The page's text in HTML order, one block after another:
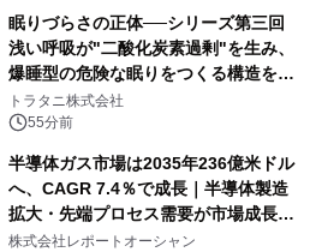
眠りづらさの正体──シリーズ第三回
浅い呼吸が"二酸化炭素過剰"を生み、
爆睡型の危険な眠りをつくる構造を解
説
トラタニ株式会社
55分前
半導体ガス市場は2035年236億米ドル
へ、CAGR 7.4％で成長｜半導体製造
拡大・先端プロセス需要が市場成長を
加速
株式会社レポートオーシャン